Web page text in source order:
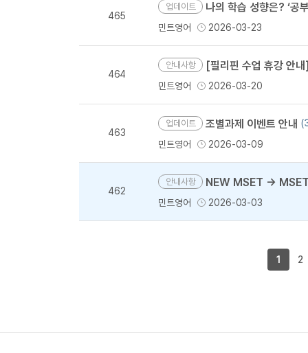
465
업데이트 나의 학습 성향은? ‘공
민트영어 2026-03-23
464
안내사항 [필리핀 수업 휴강 안내] 부활절
민트영어 2026-03-20
463
업데이트 조별과제 이벤트 안내
민트영어
2026-03-09
462
안내사항 NEW MSET →
민트영어 2026-03-03
1 2